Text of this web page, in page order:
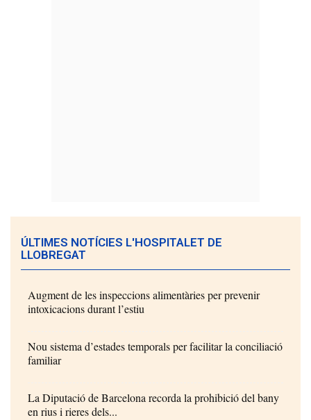
ÚLTIMES NOTÍCIES L'HOSPITALET DE
LLOBREGAT
Augment de les inspeccions alimentàries per prevenir
intoxicacions durant l’estiu
Nou sistema d’estades temporals per facilitar la conciliació
familiar
La Diputació de Barcelona recorda la prohibició del bany
en rius i rieres dels...